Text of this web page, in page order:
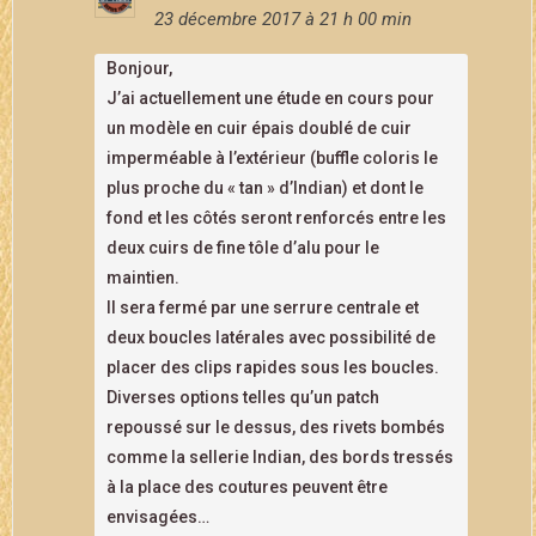
23 décembre 2017 à 21 h 00 min
Bonjour,
J’ai actuellement une étude en cours pour
un modèle en cuir épais doublé de cuir
imperméable à l’extérieur (buffle coloris le
plus proche du « tan » d’Indian) et dont le
fond et les côtés seront renforcés entre les
deux cuirs de fine tôle d’alu pour le
maintien.
Il sera fermé par une serrure centrale et
deux boucles latérales avec possibilité de
placer des clips rapides sous les boucles.
Diverses options telles qu’un patch
repoussé sur le dessus, des rivets bombés
comme la sellerie Indian, des bords tressés
à la place des coutures peuvent être
envisagées…